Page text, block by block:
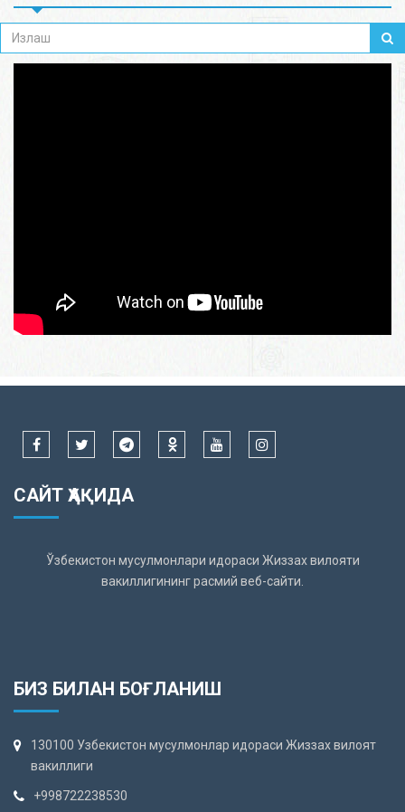
САЙТ ҲАҚИДА
Ўзбекистон мусулмонлари идораси Жиззах вилояти
вакиллигининг расмий веб-сайти.
БИЗ БИЛАН БОҒЛАНИШ
130100 Узбекистон мусулмонлар идораси Жиззах вилоят
вакиллиги
+998722238530